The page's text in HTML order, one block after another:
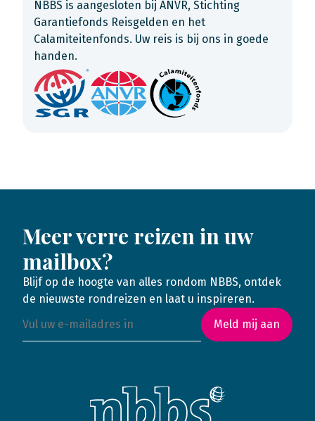
NBBS is aangesloten bij ANVR, Stichting
Garantiefonds Reisgelden en het
Calamiteitenfonds. Uw reis is bij ons in goede
handen.
Meer verre reizen in uw
mailbox?
Blijf op de hoogte van alles rondom NBBS, ontdek
de nieuwste rondreizen en laat u inspireren.
Meld mij aan